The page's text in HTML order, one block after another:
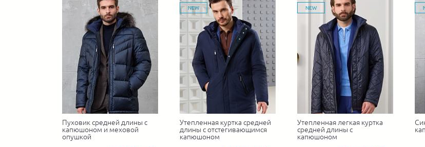
Пуховик средней длины с
капюшоном и меховой
опушкой
NEW
Утепленная куртка средней
длины с отстегивающимся
капюшоном
NEW
Утепленная легкая куртка
средней длины с
капюшоном